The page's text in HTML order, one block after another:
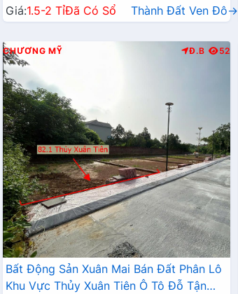
Giá:1.5-2 TỉĐã Có Sổ Thành Đất Ven Đô→
CHƯƠNG MỸ Đ.B 52
Bất Động Sản Xuân Mai Bán Đất Phân Lô
Khu Vực Thủy Xuân Tiên Ô Tô Đỗ Tận